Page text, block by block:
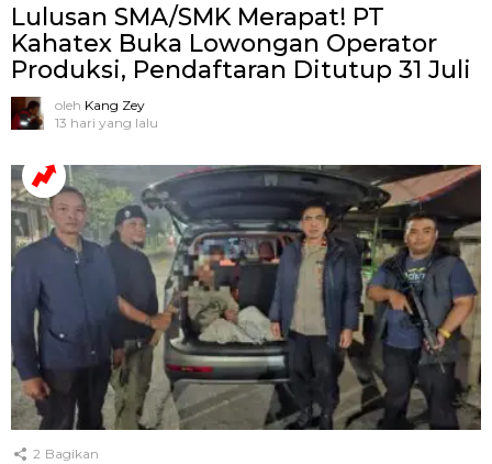
Lulusan SMA/SMK Merapat! PT
Kahatex Buka Lowongan Operator
Produksi, Pendaftaran Ditutup 31 Juli
oleh Kang Zey
13 hari yang lalu
2 Bagikan